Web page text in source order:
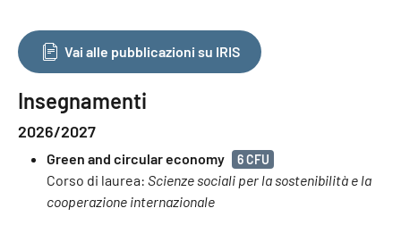
Vai alle pubblicazioni su IRIS
Insegnamenti
2026/2027
Green and circular economy 6 CFU
Corso di laurea: Scienze sociali per la sostenibilità e la
cooperazione internazionale